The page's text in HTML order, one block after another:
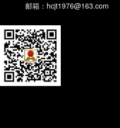
邮箱：hcjt1976@163.com